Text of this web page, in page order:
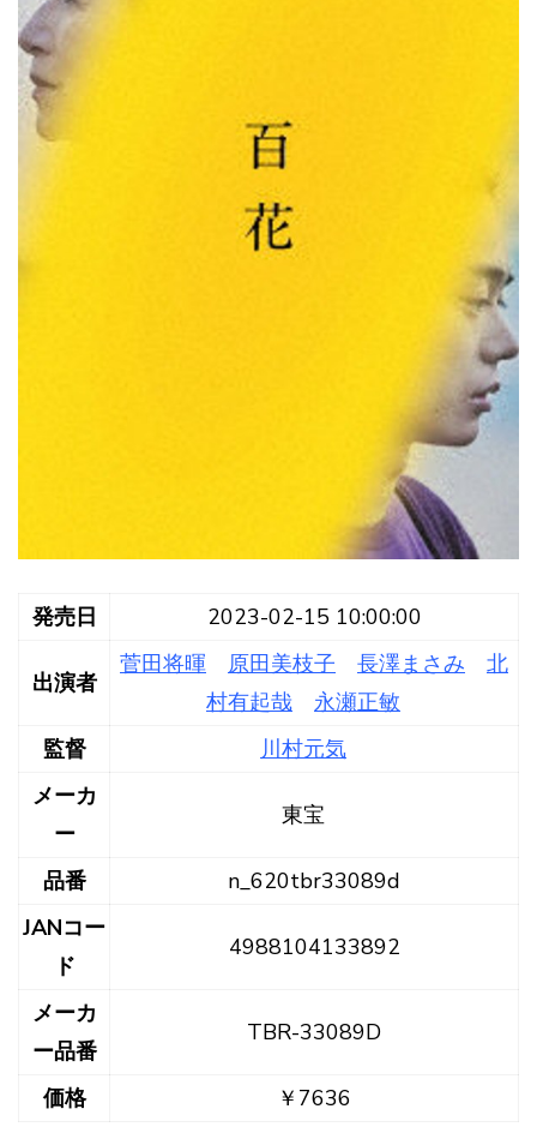
発売日 2023-02-15 10:00:00
出演者
菅田将暉 原田美枝子 長澤まさみ
北
村有起哉
永瀬正敏
監督
川村元気
メーカ
ー
東宝
品番
n_620tbr33089d
JANコー
ド
4988104133892
メーカ
ー品番
TBR-33089D
価格 ￥7636